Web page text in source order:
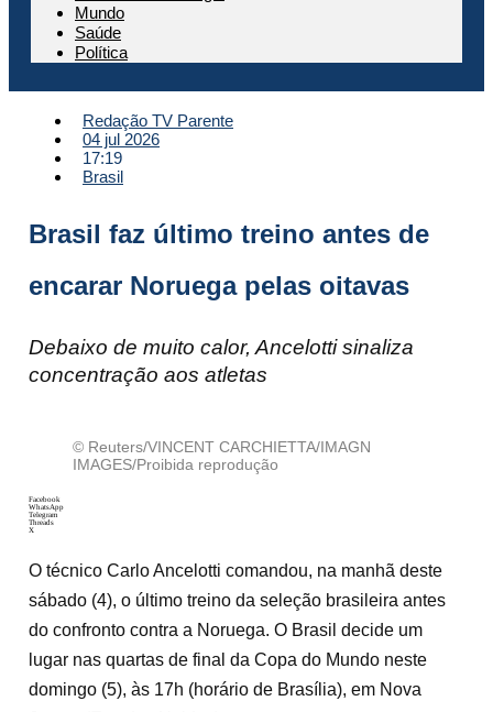
Mundo
Saúde
Política
Redação TV Parente
04 jul 2026
17:19
Brasil
Brasil faz último treino antes de
encarar Noruega pelas oitavas
Debaixo de muito calor, Ancelotti sinaliza
concentração aos atletas
© Reuters/VINCENT CARCHIETTA/IMAGN
IMAGES/Proibida reprodução
Facebook
WhatsApp
Telegram
Threads
X
O técnico Carlo Ancelotti comandou, na manhã deste
sábado (4), o último treino da seleção brasileira antes
do confronto contra a Noruega. O Brasil decide um
lugar nas quartas de final da Copa do Mundo neste
domingo (5), às 17h (horário de Brasília), em Nova